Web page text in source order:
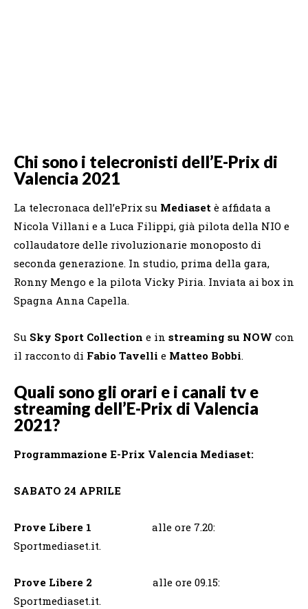
Chi sono i telecronisti dell’E-Prix di
Valencia 2021
La telecronaca dell’ePrix su Mediaset è affidata a
Nicola Villani e a Luca Filippi, già pilota della NIO e
collaudatore delle rivoluzionarie monoposto di
seconda generazione. In studio, prima della gara,
Ronny Mengo e la pilota Vicky Piria. Inviata ai box in
Spagna Anna Capella.
Su Sky Sport Collection e in streaming su NOW con
il racconto di Fabio Tavelli e Matteo Bobbi.
Quali sono gli orari e i canali tv e
streaming dell’E-Prix di Valencia
2021?
Programmazione E-Prix Valencia Mediaset:
SABATO 24 APRILE
Prove Libere 1 alle ore 7.20:
Sportmediaset.it.
Prove Libere 2 alle ore 09.15:
Sportmediaset.it.